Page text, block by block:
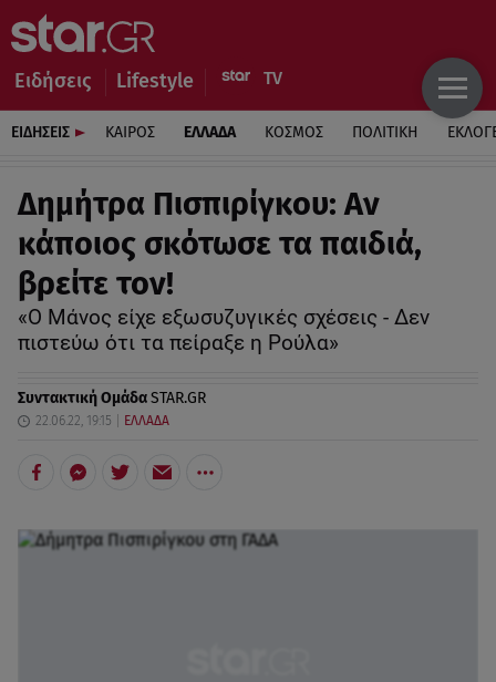
Ειδήσεις Lifestyle
ΕΙΔΗΣΕΙΣ ΚΑΙΡΟΣ ΕΛΛΑΔΑ ΚΟΣΜΟΣ ΠΟΛΙΤΙΚΗ
Δημήτρα Πισπιρίγκου: Αν
κάποιος σκότωσε τα παιδιά,
βρείτε τον!
«Ο Μάνος είχε εξωσυζυγικές σχέσεις - Δεν
πιστεύω ότι τα πείραξε η Ρούλα»
Συντακτική ΟμάδαSTAR.GR
22.06.22, 19:15 ΕΛΛΑΔΑ